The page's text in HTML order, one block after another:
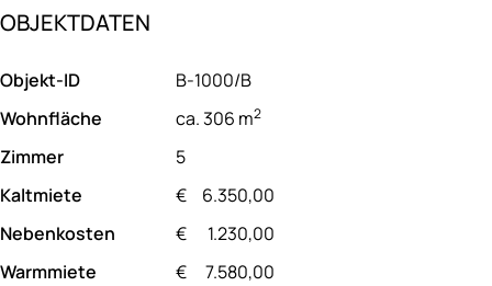
OBJEKTDATEN
Objekt-ID
B-1000/B
Wohnfläche
ca. 306 m2
Zimmer
5
Kaltmiete
€
6.350,00
Nebenkosten
€
1.230,00
Warmmiete
€ 7.580,00